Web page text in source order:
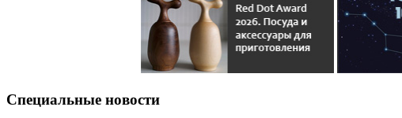
Специальные новости